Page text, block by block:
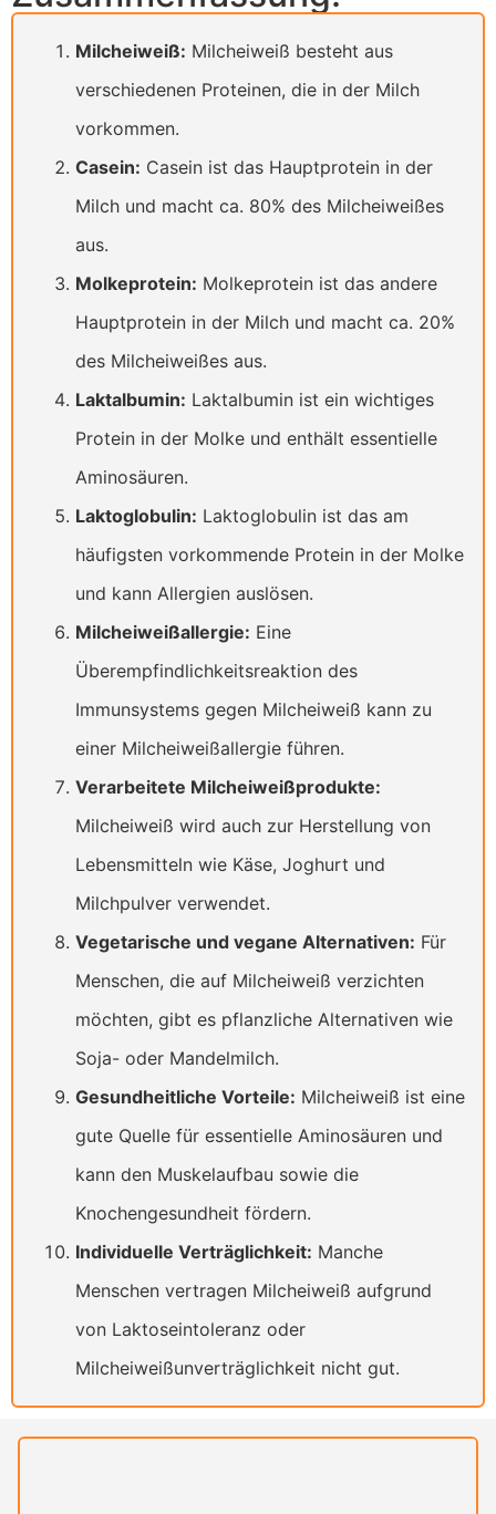
Milcheiweiß: Milcheiweiß besteht aus
verschiedenen Proteinen, die in der Milch
vorkommen.
Casein: Casein ist das Hauptprotein in der
Milch und macht ca. 80% des Milcheiweißes
aus.
Molkeprotein: Molkeprotein ist das andere
Hauptprotein in der Milch und macht ca. 20%
des Milcheiweißes aus.
Laktalbumin: Laktalbumin ist ein wichtiges
Protein in der Molke und enthält essentielle
Aminosäuren.
Laktoglobulin: Laktoglobulin ist das am
häufigsten vorkommende Protein in der Molke
und kann Allergien auslösen.
Milcheiweißallergie: Eine
Überempfindlichkeitsreaktion des
Immunsystems gegen Milcheiweiß kann zu
einer Milcheiweißallergie führen.
Verarbeitete Milcheiweißprodukte:
Milcheiweiß wird auch zur Herstellung von
Lebensmitteln wie Käse, Joghurt und
Milchpulver verwendet.
Vegetarische und vegane Alternativen: Für
Menschen, die auf Milcheiweiß verzichten
möchten, gibt es pflanzliche Alternativen wie
Soja- oder Mandelmilch.
Gesundheitliche Vorteile: Milcheiweiß ist eine
gute Quelle für essentielle Aminosäuren und
kann den Muskelaufbau sowie die
Knochengesundheit fördern.
Individuelle Verträglichkeit: Manche
Menschen vertragen Milcheiweiß aufgrund
von Laktoseintoleranz oder
Milcheiweißunverträglichkeit nicht gut.